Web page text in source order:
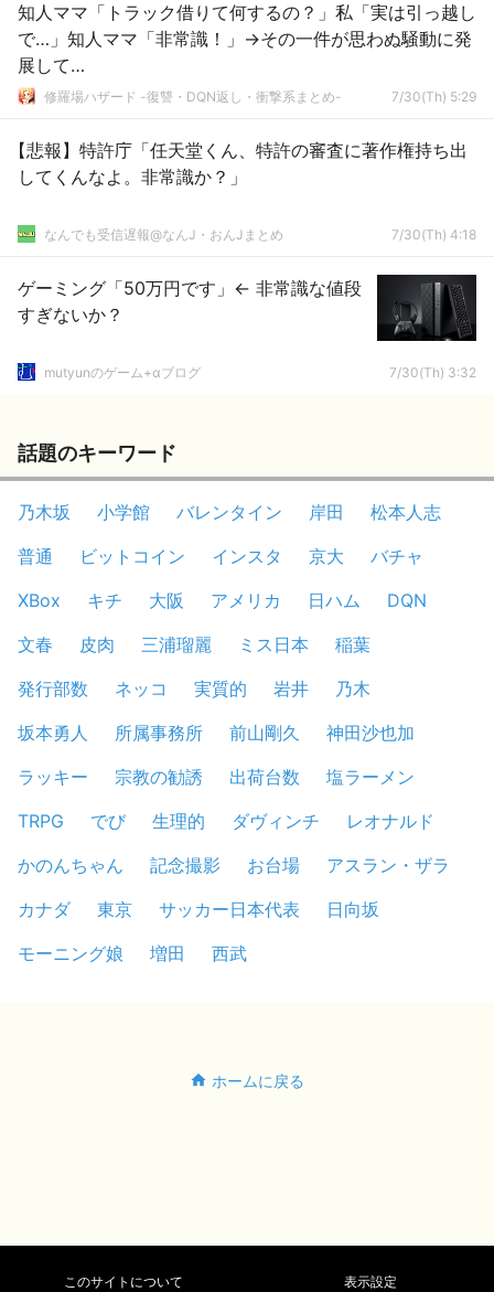
知人ママ「トラック借りて何するの？」私「実は引っ越し
で…」知人ママ「非常識！」→その一件が思わぬ騒動に発
展して…
修羅場ハザード -復讐・DQN返し・衝撃系まとめ- 7/30(Th) 5:29
【悲報】特許庁「任天堂くん、特許の審査に著作権持ち出
してくんなよ。非常識か？」
なんでも受信遅報@なんJ・おんJまとめ 7/30(Th) 4:18
ゲーミング「50万円です」← 非常識な値段
すぎないか？
mutyunのゲーム+αブログ 7/30(Th) 3:32
話題のキーワード
乃木坂 小学館 バレンタイン 岸田
松本人志
普通
ビットコイン インスタ 京大
バチャ
XBox
キチ 大阪 アメリカ 日ハム
DQN
文春
皮肉 三浦瑠麗 ミス日本
稲葉
発行部数
ネッコ 実質的 岩井
乃木
坂本勇人
所属事務所 前山剛久
神田沙也加
ラッキー
宗教の勧誘 出荷台数
塩ラーメン
TRPG
でび 生理的 ダヴィンチ
レオナルド
かのんちゃん
記念撮影 お台場
アスラン・ザラ
カナダ
東京 サッカー日本代表
日向坂
モーニング娘
増田 西武
ホームに戻る
このサイトについて 表示設定